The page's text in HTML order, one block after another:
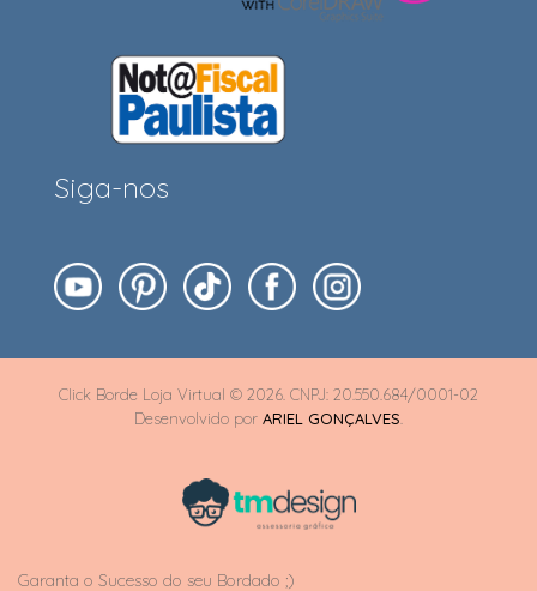
Siga-nos
Click Borde Loja Virtual © 2026. CNPJ: 20.550.684/0001-02
Desenvolvido por ARIEL GONÇALVES.
Garanta o Sucesso do seu Bordado ;)